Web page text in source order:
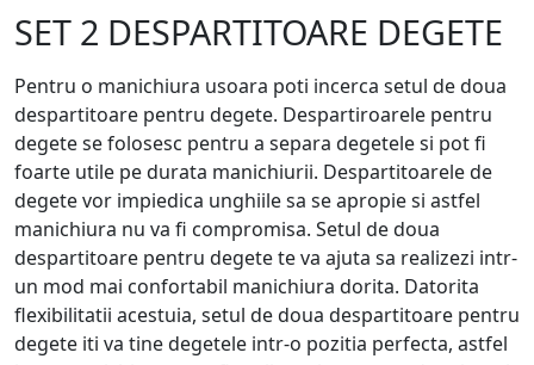
SET 2 DESPARTITOARE DEGETE
Pentru o manichiura usoara poti incerca setul de doua
despartitoare pentru degete. Despartiroarele pentru
degete se folosesc pentru a separa degetele si pot fi
foarte utile pe durata manichiurii. Despartitoarele de
degete vor impiedica unghiile sa se apropie si astfel
manichiura nu va fi compromisa. Setul de doua
despartitoare pentru degete te va ajuta sa realizezi intr-
un mod mai confortabil manichiura dorita. Datorita
flexibilitatii acestuia, setul de doua despartitoare pentru
degete iti va tine degetele intr-o pozitia perfecta, astfel